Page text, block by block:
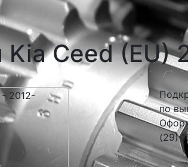
Ceed (EU)
по
(29)